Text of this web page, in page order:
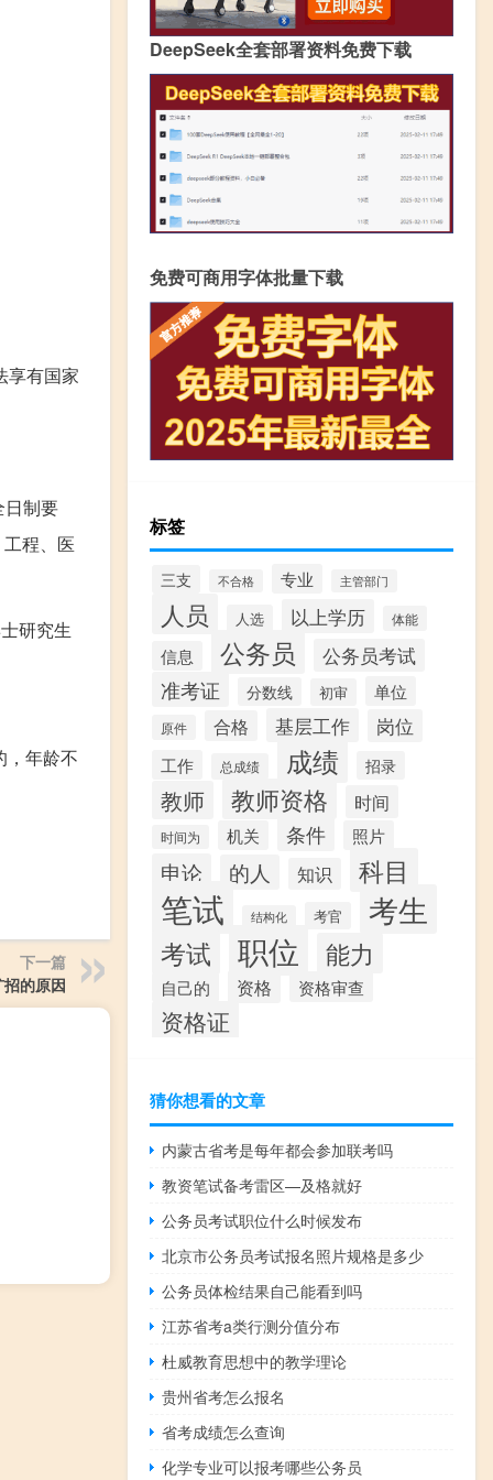
享有国家
日制要
程、医
研究生
，年龄不
下一篇
的原因
DeepSeek全套部署资料免费下载
免费可商用字体批量下载
标签
三支 不合格 专业 主管部门
人员 人选 以上学历 体能
信息 公务员 公务员考试
准考证 分数线 初审 单位
原件 合格 基层工作 岗位
工作 总成绩 成绩 招录
教师 教师资格 时间
时间为 机关 条件 照片
申论 的人 知识 科目
笔试 结构化 考官 考生
考试 职位 能力
自己的 资格 资格审查
资格证
猜你想看的文章
内蒙古省考是每年都会参加联考吗
教资笔试备考雷区—及格就好
公务员考试职位什么时候发布
北京市公务员考试报名照片规格是多少
公务员体检结果自己能看到吗
江苏省考a类行测分值分布
杜威教育思想中的教学理论
贵州省考怎么报名
省考成绩怎么查询
化学专业可以报考哪些公务员